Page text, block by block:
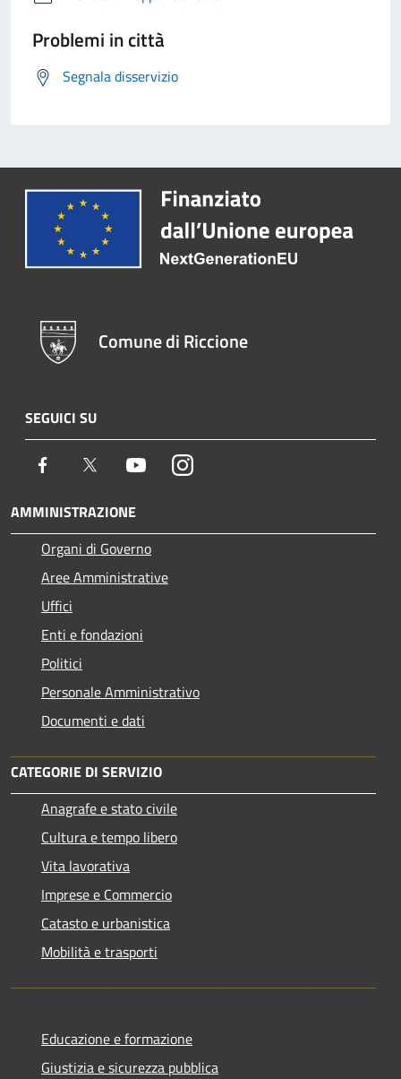
Problemi in città
Segnala disservizio
Comune di Riccione
SEGUICI SU
Facebook Twitter YoutubeInstagram
AMMINISTRAZIONE
Organi di Governo
Aree Amministrative
Uffici
Enti e fondazioni
Politici
Personale Amministrativo
Documenti e dati
CATEGORIE DI SERVIZIO
Anagrafe e stato civile
Cultura e tempo libero
Vita lavorativa
Imprese e Commercio
Catasto e urbanistica
Mobilità e trasporti
Educazione e formazione
Giustizia e sicurezza pubblica